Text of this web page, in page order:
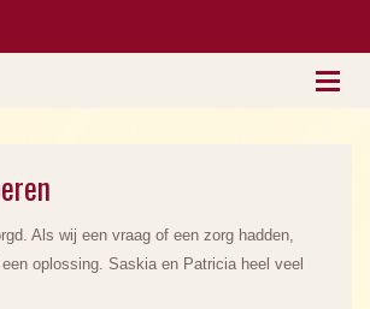
Als wij een vraag of een zorg hadden,
oplossing. Saskia en Patricia heel veel